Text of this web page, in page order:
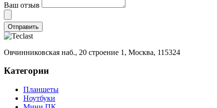
Ваш отзыв
Отправить
Овчинниковская наб., 20 строение 1, Москва, 115324
Категории
Планшеты
Ноутбуки